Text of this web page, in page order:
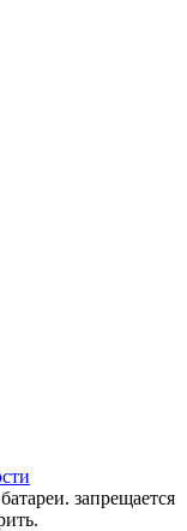
запрещается